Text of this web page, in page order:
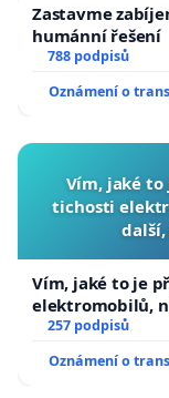
Zastavme
humánní řešení
788 podpisů
Oznámení o
Vím, jaké
tichosti
Vím, jaké to je
elektromobilů,
zaveďme
257 podpisů
Oznámení o